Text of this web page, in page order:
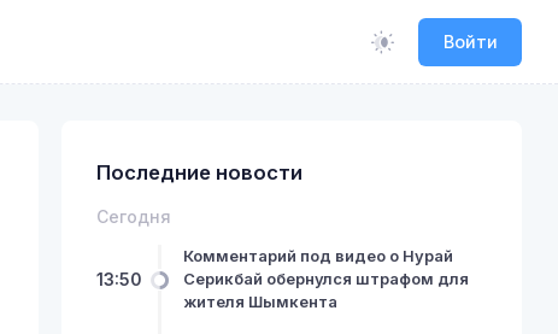
Войти
Последние новости
Сегодня
13:50
Комментарий под видео о Нурай
Серикбай обернулся штрафом для
жителя Шымкента